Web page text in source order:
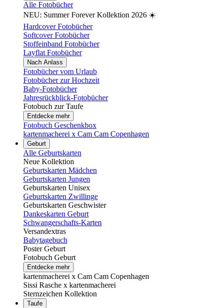
Alle Fotobücher
NEU: Summer Forever Kollektion 2026 ☀️
Hardcover Fotobücher
Softcover Fotobücher
Stoffeinband Fotobücher
Layflat Fotobücher
Nach Anlass
Fotobücher vom Urlaub
Fotobücher zur Hochzeit
Baby-Fotobücher
Jahresrückblick-Fotobücher
Fotobuch zur Taufe
Entdecke mehr
Fotobuch Geschenkbox
kartenmacherei x Cam Cam Copenhagen
Geburt
Alle Geburtskarten
Neue Kollektion
Geburtskarten Mädchen
Geburtskarten Jungen
Geburtskarten Unisex
Geburtskarten Zwillinge
Geburtskarten Geschwister
Dankeskarten Geburt
Schwangerschafts-Karten
Versandextras
Babytagebuch
Poster Geburt
Fotobuch Geburt
Entdecke mehr
kartenmacherei x Cam Cam Copenhagen
Sissi Rasche x kartenmacherei
Sternzeichen Kollektion
Taufe